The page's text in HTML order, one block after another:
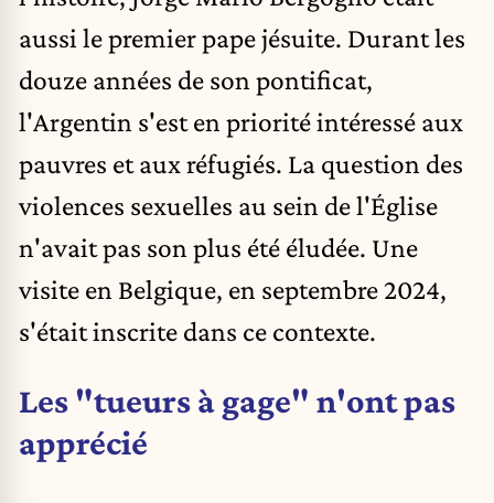
aussi le premier pape jésuite. Durant les
douze années de son pontificat,
l'Argentin s'est en priorité intéressé aux
pauvres et aux réfugiés. La question des
violences sexuelles au sein de l'Église
n'avait pas son plus été éludée. Une
visite en Belgique, en septembre 2024,
s'était inscrite dans ce contexte.
Les "tueurs à gage" n'ont pas
apprécié